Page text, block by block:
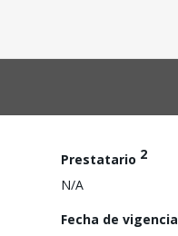
Prestatario 2
N/A
Fecha de vigencia